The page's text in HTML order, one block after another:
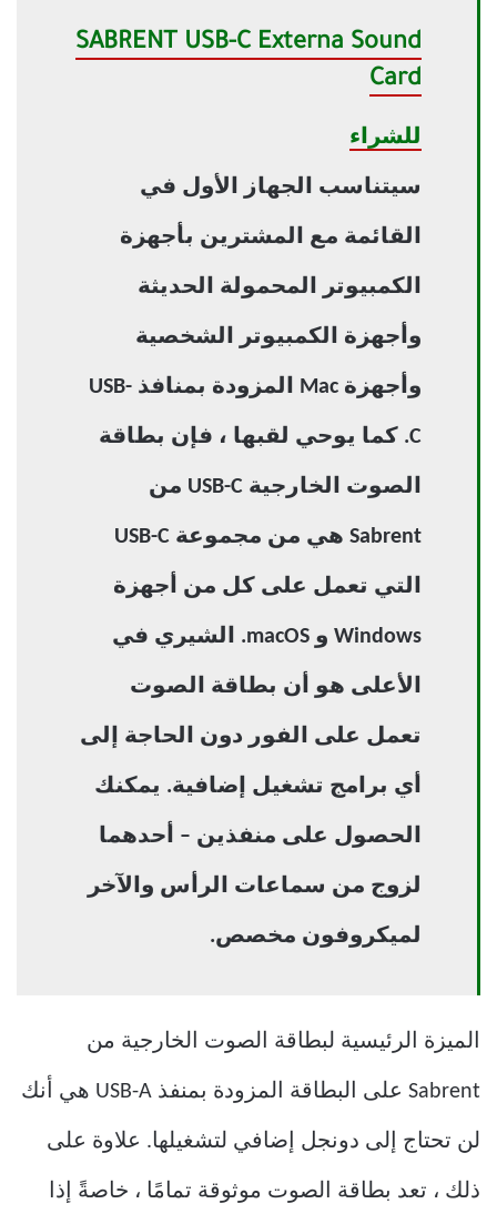
SABRENT USB-C Externa Sound
Card
للشراء
سيتناسب الجهاز الأول في
القائمة مع المشترين بأجهزة
الكمبيوتر المحمولة الحديثة
وأجهزة الكمبيوتر الشخصية
وأجهزة Mac المزودة بمنافذ USB-
C. كما يوحي لقبها ، فإن بطاقة
الصوت الخارجية USB-C من
Sabrent هي من مجموعة USB-C
التي تعمل على كل من أجهزة
Windows و macOS. الشيري في
الأعلى هو أن بطاقة الصوت
تعمل على الفور دون الحاجة إلى
أي برامج تشغيل إضافية. يمكنك
الحصول على منفذين – أحدهما
لزوج من سماعات الرأس والآخر
لميكروفون مخصص.
الميزة الرئيسية لبطاقة الصوت الخارجية من
Sabrent على البطاقة المزودة بمنفذ USB-A هي أنك
لن تحتاج إلى دونجل إضافي لتشغيلها. علاوة على
ذلك ، تعد بطاقة الصوت موثوقة تمامًا ، خاصةً إذا